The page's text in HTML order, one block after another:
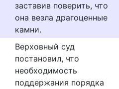
заставив поверить, что
она везла драгоценные
камни.
Верховный суд
постановил, что
необходимость
поддержания порядка